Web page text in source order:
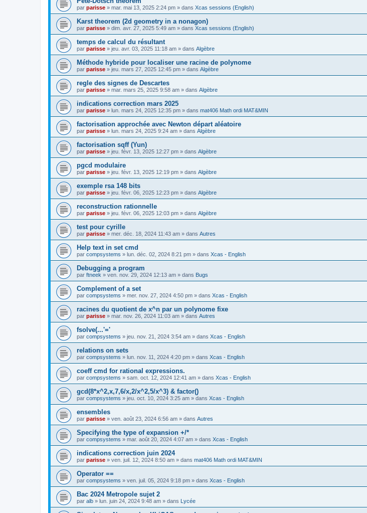
par parisse » mar. mai 13, 2025 2:24 pm » dans Xcas sessions (English)
Karst theorem (2d geometry in a nonagon)
par parisse » dim. avr. 27, 2025 5:49 am » dans Xcas sessions (English)
temps de calcul du résultant
par parisse » jeu. avr. 03, 2025 11:18 am » dans Algèbre
Méthode hybride pour localiser une racine de polynome
par parisse » jeu. mars 27, 2025 12:45 pm » dans Algèbre
regle des signes de Descartes
par parisse » mar. mars 25, 2025 9:58 am » dans Algèbre
indications correction mars 2025
par parisse » lun. mars 24, 2025 12:35 pm » dans mat406 Math ordi MAT&MIN
factorisation approchée avec Newton départ aléatoire
par parisse » lun. mars 24, 2025 9:24 am » dans Algèbre
factorisation sqff (Yun)
par parisse » jeu. févr. 13, 2025 12:27 pm » dans Algèbre
pgcd modulaire
par parisse » jeu. févr. 13, 2025 12:19 pm » dans Algèbre
exemple rsa 148 bits
par parisse » jeu. févr. 06, 2025 12:23 pm » dans Algèbre
reconstruction rationnelle
par parisse » jeu. févr. 06, 2025 12:03 pm » dans Algèbre
test pour cyrille
par parisse » mer. déc. 18, 2024 11:43 am » dans Autres
Help text in set cmd
par compsystems » lun. déc. 02, 2024 8:21 pm » dans Xcas - English
Debugging a program
par ftneek » ven. nov. 29, 2024 12:13 am » dans Bugs
Complement of a set
par compsystems » mer. nov. 27, 2024 4:50 pm » dans Xcas - English
racines du quotient de x^n par un polynome fixe
par parisse » mar. nov. 26, 2024 11:03 am » dans Autres
fsolve(...'='
par compsystems » jeu. nov. 21, 2024 3:54 am » dans Xcas - English
relations on sets
par compsystems » lun. nov. 11, 2024 4:20 pm » dans Xcas - English
coeff cmd for rational expressions.
par compsystems » sam. oct. 12, 2024 12:41 am » dans Xcas - English
gcd(8*x^2,x,7,6/x,2/x^2,5/x^3) & factor()
par compsystems » jeu. oct. 10, 2024 3:25 am » dans Xcas - English
ensembles
par parisse » ven. août 23, 2024 6:56 am » dans Autres
Specifying the type of expansion +/*
par compsystems » mar. août 20, 2024 4:07 am » dans Xcas - English
indications correction juin 2024
par parisse » ven. juil. 12, 2024 8:50 am » dans mat406 Math ordi MAT&MIN
Operator ==
par compsystems » ven. juil. 05, 2024 9:18 pm » dans Xcas - English
Bac 2024 Metropole sujet 2
par alb » lun. juin 24, 2024 9:48 am » dans Lycée